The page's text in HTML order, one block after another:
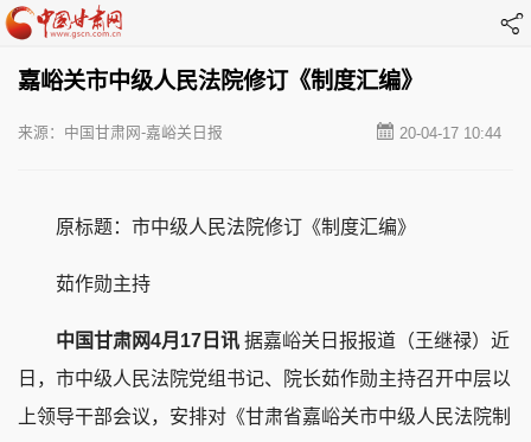
嘉峪关市中级人民法院修订《制度汇编》
20-04-17 10:44
来源：中国甘肃网-嘉峪关日报
原标题：市中级人民法院修订《制度汇编》
茹作勋主持
中国甘肃网4月17日讯 据嘉峪关日报报道（王继禄）近
日，市中级人民法院党组书记、院长茹作勋主持召开中层以
上领导干部会议，安排对《甘肃省嘉峪关市中级人民法院制